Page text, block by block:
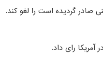
صادر گردیده است را لغو کند.
رای داد.